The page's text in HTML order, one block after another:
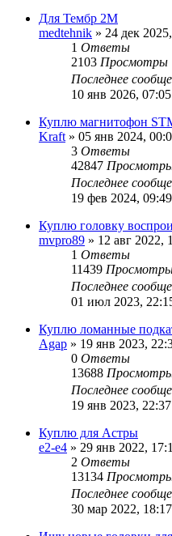
Для Тембр 2М
medtehnik » 24 дек
1 Ответы
2103 Просмотры
Последнее
10 янв 2026, 07:05
Куплю магнитофон
Kraft » 05 янв 2024,
3 Ответы
42847
Последнее
19 фев 2024, 09:49
Куплю головку
mvpro89 » 12 авг 2022,
1 Ответы
11439
Последнее
01 июл 2023,
Куплю ломанные
Agap » 19 янв 2023,
0 Ответы
13688
Последнее
19 янв 2023, 22:37
Куплю для Астры
e2-e4 » 29 янв 2022,
2 Ответы
13134
Последнее
30 мар 2022, 18:17